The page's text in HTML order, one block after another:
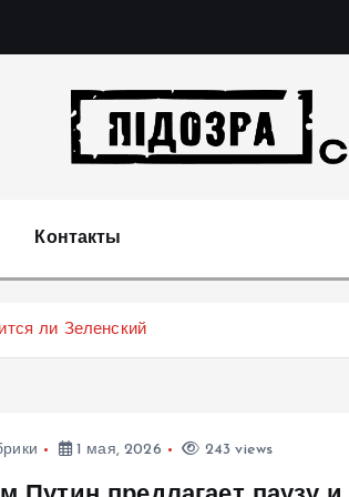
Контакты
ли Зеленский
1 мая, 2026 243 views